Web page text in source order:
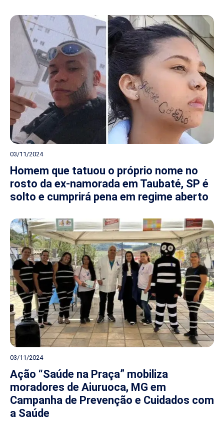
03/11/2024
Homem que tatuou o próprio nome no
rosto da ex-namorada em Taubaté, SP é
solto e cumprirá pena em regime aberto
03/11/2024
Ação “Saúde na Praça” mobiliza
moradores de Aiuruoca, MG em
Campanha de Prevenção e Cuidados com
a Saúde